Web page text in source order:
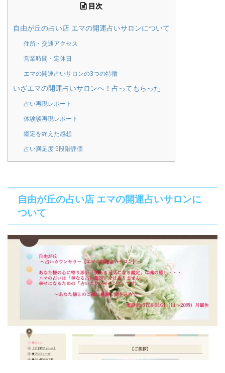
目次
自由が丘の占い店 エマの開運占いサロンについて
住所・交通アクセス
営業時間・定休日
エマの開運占いサロンの3つの特徴
いざエマの開運占いサロンへ！占ってもらった
占い再現レポート
体験談再現レポート
鑑定を終えた感想
占い満足度 5段階評価
自由が丘の占い店 エマの開運占いサロンに
ついて